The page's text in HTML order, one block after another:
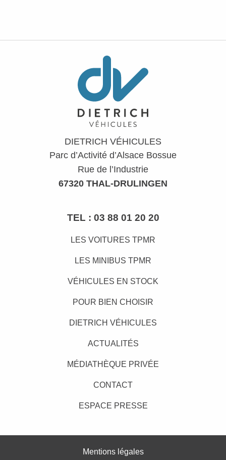
DIETRICH VÉHICULES
Parc d’Activité d’Alsace Bossue
Rue de l’Industrie
67320 THAL-DRULINGEN
TEL : 03 88 01 20 20
LES VOITURES TPMR
LES MINIBUS TPMR
VÉHICULES EN STOCK
POUR BIEN CHOISIR
DIETRICH VÉHICULES
ACTUALITÉS
MÉDIATHÈQUE PRIVÉE
CONTACT
ESPACE PRESSE
Mentions légales